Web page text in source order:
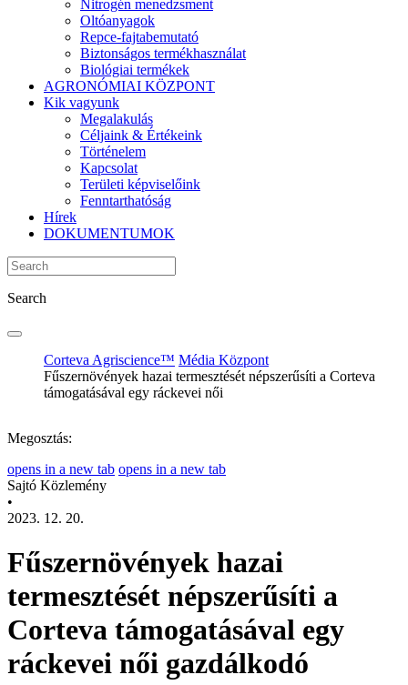
Nitrogén menedzsment
Oltóanyagok
Repce-fajtabemutató
Biztonságos termékhasználat
Biológiai termékek
AGRONÓMIAI KÖZPONT
Kik vagyunk
Megalakulás
Céljaink & Értékeink
Történelem
Kapcsolat
Területi képviselőink
Fenntarthatóság
Hírek
DOKUMENTUMOK
Search
Corteva Agriscience™ Média Központ
Fűszernövények hazai termesztését népszerűsíti a Corteva
támogatásával egy ráckevei női
Megosztás:
opens in a new tab opens in a new tab
Sajtó Közlemény
•
2023. 12. 20.
Fűszernövények hazai
termesztését népszerűsíti a
Corteva támogatásával egy
ráckevei női gazdálkodó